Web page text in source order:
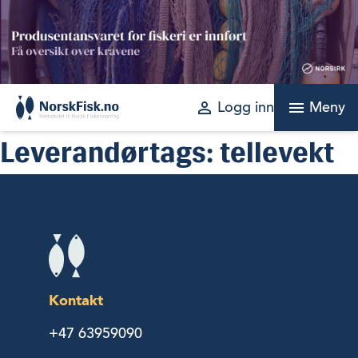
Skip
to
content
perm_identity Logg inn menu Meny
Leverandørtags: tellevekt
Kontakt
+47 63959090